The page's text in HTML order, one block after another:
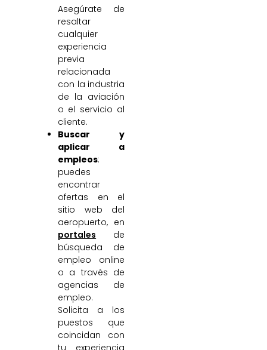
Asegúrate de
resaltar
cualquier
experiencia
previa
relacionada
con la industria
de la aviación
o el servicio al
cliente.
Buscar y
aplicar a
empleos:
puedes
encontrar
ofertas en el
sitio web del
aeropuerto, en
portales de
búsqueda de
empleo online
o a través de
agencias de
empleo.
Solicita a los
puestos que
coincidan con
tu experiencia